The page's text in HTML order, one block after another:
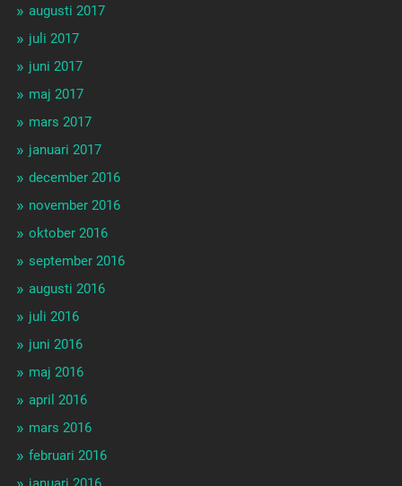
augusti 2017
juli 2017
juni 2017
maj 2017
mars 2017
januari 2017
december 2016
november 2016
oktober 2016
september 2016
augusti 2016
juli 2016
juni 2016
maj 2016
april 2016
mars 2016
februari 2016